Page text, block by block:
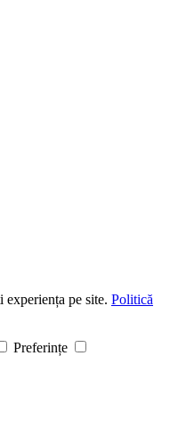
pe site. Politică
Preferințe